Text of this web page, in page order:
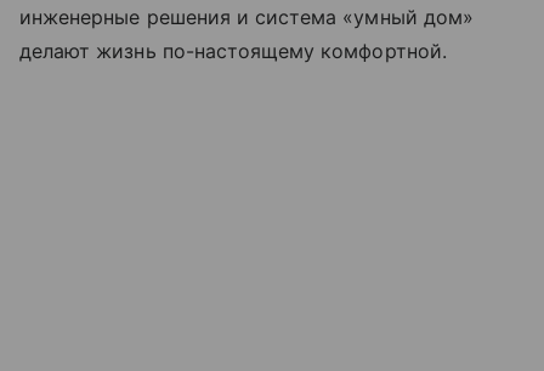
инженерные решения и система «умный дом»
делают жизнь по-настоящему комфортной.